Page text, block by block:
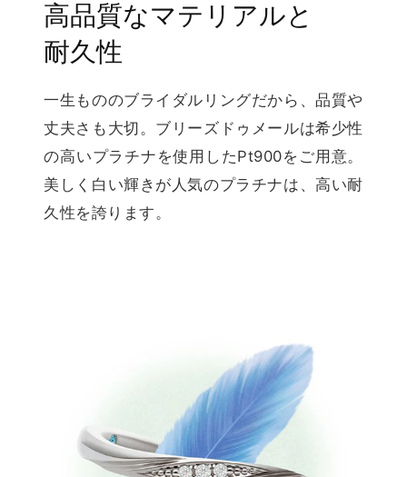
高品質なマテリアルと
耐久性
一生もののブライダルリングだから、品質や
丈夫さも大切。ブリーズドゥメールは希少性
の高いプラチナを使用したPt900をご用意。
美しく白い輝きが人気のプラチナは、高い耐
久性を誇ります。